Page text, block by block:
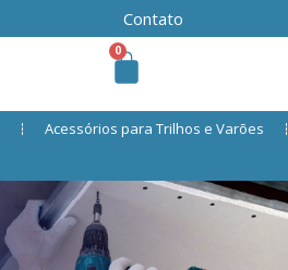
Contato
0
Acessórios para Trilhos e Varões